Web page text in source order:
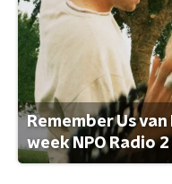
Remember Us
week NPO Radio